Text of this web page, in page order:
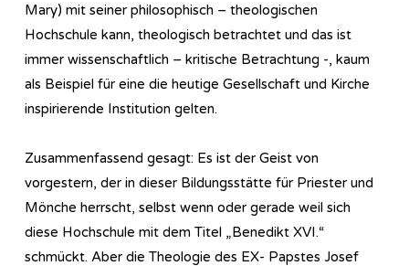
Mary) mit seiner philosophisch – theologischen
Hochschule kann, theologisch betrachtet und das ist
immer wissenschaftlich – kritische Betrachtung -, kaum
als Beispiel für eine die heutige Gesellschaft und Kirche
inspirierende Institution gelten.
Zusammenfassend gesagt: Es ist der Geist von
vorgestern, der in dieser Bildungsstätte für Priester und
Mönche herrscht, selbst wenn oder gerade weil sich
diese Hochschule mit dem Titel „Benedikt XVI.“
schmückt. Aber die Theologie des EX- Papstes Josef